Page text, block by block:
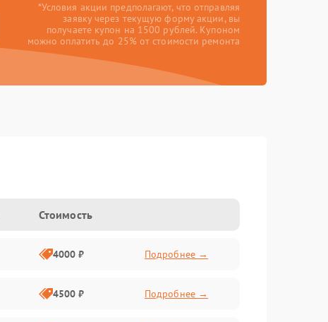
*Условия акции предполагают, что отправляя
заявку через текущую форму акции, вы
получаете купон на 1500 рублей. Купоном
можно оплатить до 25% от стоимости ремонта
Стоимость
4000 ₽ Подробнее →
4500 ₽ Подробнее →